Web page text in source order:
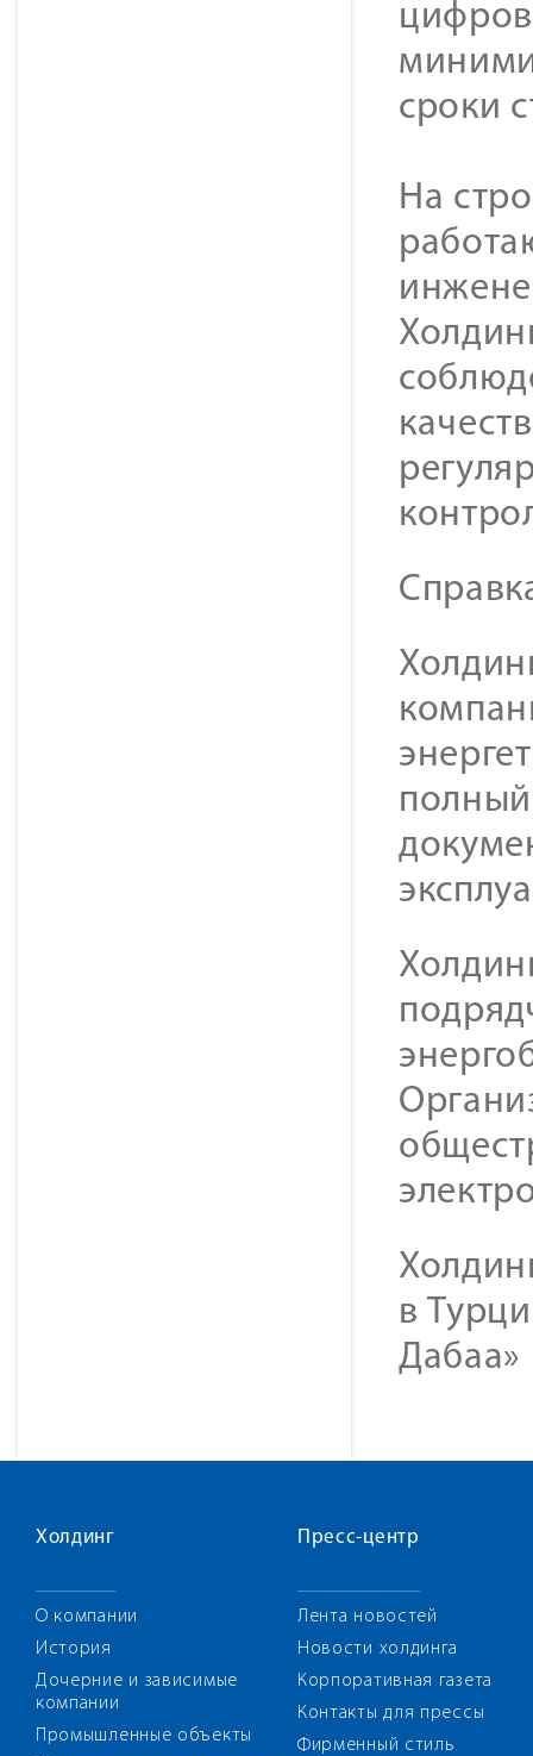
сроки
На
в
Дабаа»
Холдинг
О компании
История
Дочерние и зависимые
компании
Промышленные объекты
Пресс-центр
Лента новостей
Новости холдинга
Корпоративная газета
Контакты для прессы
Фирменный стиль